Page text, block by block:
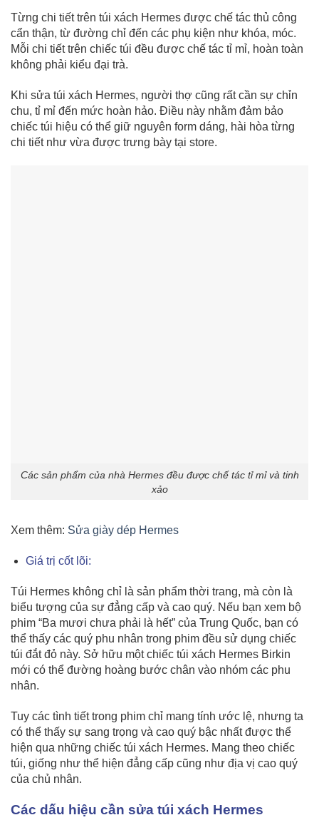
Từng chi tiết trên túi xách Hermes được chế tác thủ công
cẩn thận, từ đường chỉ đến các phụ kiện như khóa, móc.
Mỗi chi tiết trên chiếc túi đều được chế tác tỉ mỉ, hoàn toàn
không phải kiểu đại trà.
Khi sửa túi xách Hermes, người thợ cũng rất cần sự chỉn
chu, tỉ mỉ đến mức hoàn hảo. Điều này nhằm đảm bảo
chiếc túi hiệu có thể giữ nguyên form dáng, hài hòa từng
chi tiết như vừa được trưng bày tại store.
Các sản phẩm của nhà Hermes đều được chế tác tỉ mỉ và tinh
xảo
Xem thêm: Sửa giày dép Hermes
Giá trị cốt lõi:
Túi Hermes không chỉ là sản phẩm thời trang, mà còn là
biểu tượng của sự đẳng cấp và cao quý. Nếu bạn xem bộ
phim “Ba mươi chưa phải là hết” của Trung Quốc, bạn có
thể thấy các quý phu nhân trong phim đều sử dụng chiếc
túi đắt đỏ này. Sở hữu một chiếc túi xách Hermes Birkin
mới có thể đường hoàng bước chân vào nhóm các phu
nhân.
Tuy các tình tiết trong phim chỉ mang tính ước lệ, nhưng ta
có thể thấy sự sang trọng và cao quý bậc nhất được thể
hiện qua những chiếc túi xách Hermes. Mang theo chiếc
túi, giống như thể hiện đẳng cấp cũng như địa vị cao quý
của chủ nhân.
Các dấu hiệu cần sửa túi xách Hermes